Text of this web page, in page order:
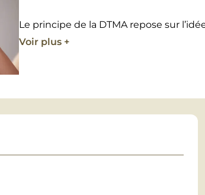
Le principe de la DTMA repose sur
informations dans le cerveau. En
Au fil des séances, les patients
peut suffire, mais lorsque plusieurs
Voir plus +